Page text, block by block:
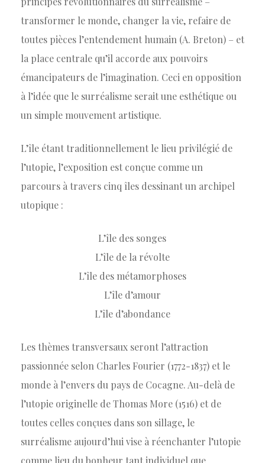
transformer le monde, changer la vie, refaire de
toutes pièces l’entendement humain (A. Breton) – et
la place centrale qu’il accorde aux pouvoirs
émancipateurs de l’imagination. Ceci en opposition
à l’idée que le surréalisme serait une esthétique ou
un simple mouvement artistique.
L’île étant traditionnellement le lieu privilégié de
l’utopie, l’exposition est conçue comme un
parcours à travers cinq îles dessinant un archipel
utopique :
L’île des songes
L’île de la révolte
L’île des métamorphoses
L’île d’amour
L’île d’abondance
Les thèmes transversaux seront l’attraction
passionnée selon Charles Fourier (1772-1837) et le
monde à l’envers du pays de Cocagne. Au-delà de
l’utopie originelle de Thomas More (1516) et de
toutes celles conçues dans son sillage, le
surréalisme aujourd’hui vise à réenchanter l’utopie
comme lieu du bonheur tant individuel que